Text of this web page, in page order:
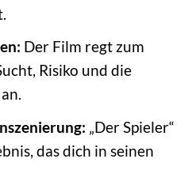
Der Film regt zum
Risiko und die
„Der Spieler“
das dich in seinen